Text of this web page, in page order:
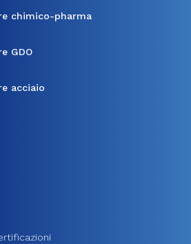
chimico-pharma
GDO
acciaio